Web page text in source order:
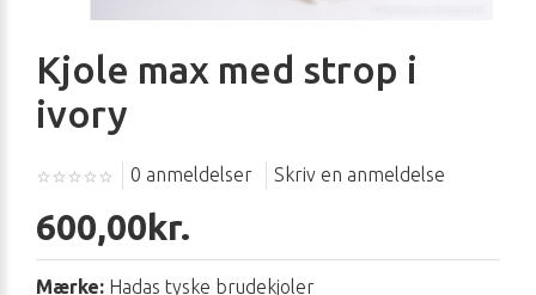
Kjole max med strop i
ivory
0 anmeldelser Skriv en anmeldelse
600,00kr.
Mærke: Hadas tyske brudekjoler